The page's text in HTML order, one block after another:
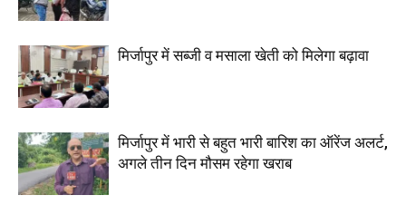
मिर्जापुर में सब्जी व मसाला खेती को मिलेगा बढ़ावा
मिर्जापुर में भारी से बहुत भारी बारिश का ऑरेंज अलर्ट,
अगले तीन दिन मौसम रहेगा खराब